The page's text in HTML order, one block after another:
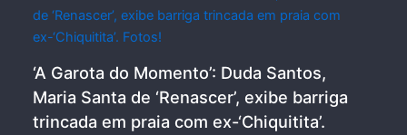
‘A Garota do Momento’: Duda Santos,
Maria Santa de ‘Renascer’, exibe barriga
trincada em praia com ex-‘Chiquitita’.